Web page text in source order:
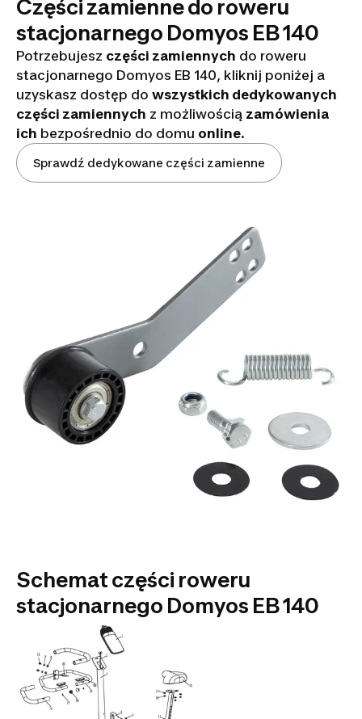
Części zamienne do roweru
stacjonarnego Domyos EB 140
Potrzebujesz części zamiennych do roweru
stacjonarnego Domyos EB 140, kliknij poniżej a
uzyskasz dostęp do wszystkich dedykowanych
części zamiennych z możliwością zamówienia
ich bezpośrednio do domu online.
Sprawdź dedykowane części zamienne
Schemat części roweru
stacjonarnego Domyos EB 140